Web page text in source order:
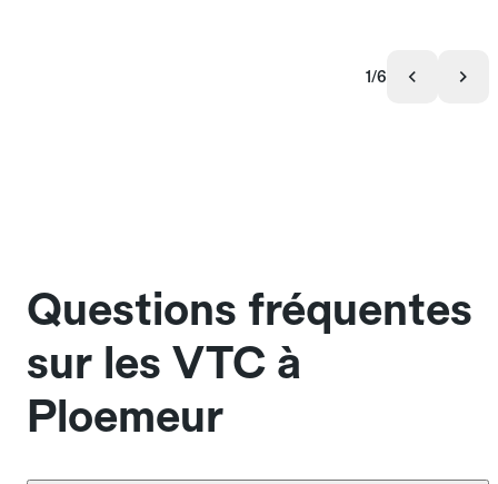
1/6
Questions fréquentes
sur les VTC à
Ploemeur